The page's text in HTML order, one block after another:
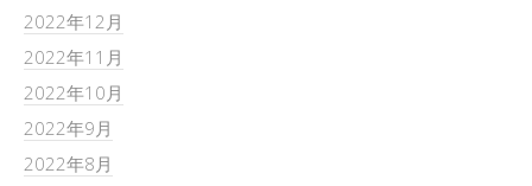
2022年12月
2022年11月
2022年10月
2022年9月
2022年8月